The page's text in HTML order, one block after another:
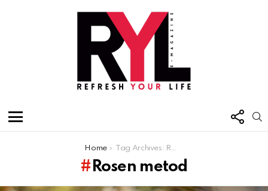
US
Home Tag Archives: Rosen metod
Rosen metod